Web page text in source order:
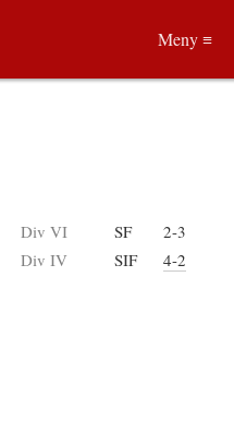
Div VI SF
2-3
Div IV SIF 4-2
Meny ≡